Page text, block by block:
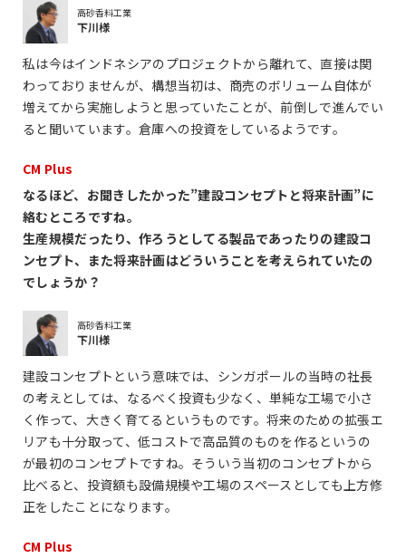
高砂香料工業
下川様
私は今はインドネシアのプロジェクトから離れて、直接は関
わっておりませんが、構想当初は、商売のボリューム自体が
増えてから実施しようと思っていたことが、前倒しで進んでい
ると聞いています。倉庫への投資をしているようです。
CM Plus
なるほど、お聞きしたかった”建設コンセプトと将来計画”に
絡むところですね。
生産規模だったり、作ろうとしてる製品であったりの建設コ
ンセプト、また将来計画はどういうことを考えられていたの
でしょうか？
高砂香料工業
下川様
建設コンセプトという意味では、シンガポールの当時の社長
の考えとしては、なるべく投資も少なく、単純な工場で小さ
く作って、大きく育てるというものです。将来のための拡張エ
リアも十分取って、低コストで高品質のものを作るというの
が最初のコンセプトですね。そういう当初のコンセプトから
比べると、投資額も設備規模や工場のスペースとしても上方修
正をしたことになります。
CM Plus